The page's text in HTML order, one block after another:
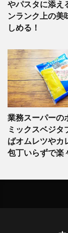
やパスタに添え
ンランク上の美
しめる！
業務スーパーの
ミックスベジタ
ばオムレツやカ
包丁いらずで楽